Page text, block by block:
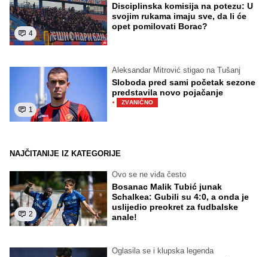
4
Disciplinska komisija na potezu: U
svojim rukama imaju sve, da li će
opet pomilovati Borac?
1
Aleksandar Mitrović stigao na Tušanj
Sloboda pred sami početak sezone
predstavila novo pojačanje
· ZVANIČNO
NAJČITANIJE IZ KATEGORIJE
2
Ovo se ne viđa često
Bosanac Malik Tubić junak
Schalkea: Gubili su 4:0, a onda je
uslijedio preokret za fudbalske
anale!
Oglasila se i klupska legenda